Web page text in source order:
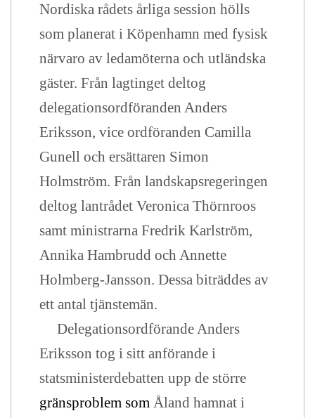
Nordiska rådets årliga session hölls
som planerat i Köpenhamn med fysisk
närvaro av ledamöterna och utländska
gäster. Från lagtinget deltog
delegationsordföranden Anders
Eriksson, vice ordföranden Camilla
Gunell och ersättaren Simon
Holmström. Från landskapsregeringen
deltog lantrådet Veronica Thörnroos
samt ministrarna Fredrik Karlström,
Annika Hambrudd och Annette
Holmberg-Jansson. Dessa biträddes av
ett antal tjänstemän.
Delegationsordförande Anders
Eriksson tog i sitt anförande i
statsministerdebatten upp de större
gränsproblem som Åland hamnat i